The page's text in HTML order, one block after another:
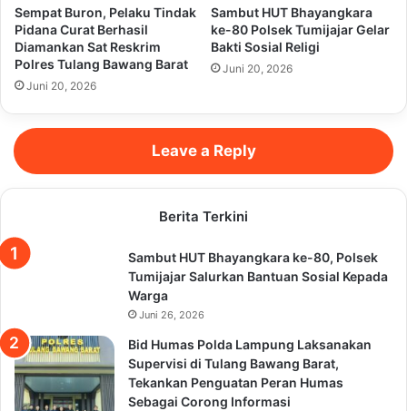
Sempat Buron, Pelaku Tindak
Pidana Curat Berhasil
Diamankan Sat Reskrim
Polres Tulang Bawang Barat
Juni 20, 2026
Sambut HUT Bhayangkara
ke-80 Polsek Tumijajar Gelar
Bakti Sosial Religi
Juni 20, 2026
Leave a Reply
Berita Terkini
Sambut HUT Bhayangkara ke-80, Polsek
Tumijajar Salurkan Bantuan Sosial Kepada
Warga
Juni 26, 2026
Bid Humas Polda Lampung Laksanakan
Supervisi di Tulang Bawang Barat,
Tekankan Penguatan Peran Humas
Sebagai Corong Informasi